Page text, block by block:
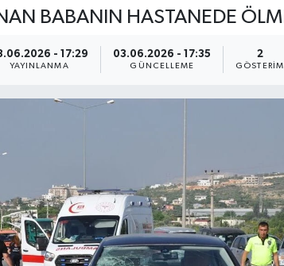
BABANIN HASTANEDE
- 17:29
YAYINLANMA
03.06.2026 - 17:35
GÜNCELLEME
2
GÖSTERIM